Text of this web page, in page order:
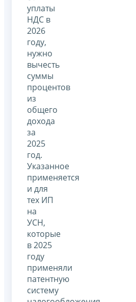
уплаты
НДС в
2026
году,
нужно
вычесть
суммы
процентов
из
общего
дохода
за
2025
год.
Указанное
применяется
и для
тех ИП
на
УСН,
которые
в 2025
году
применяли
патентную
систему